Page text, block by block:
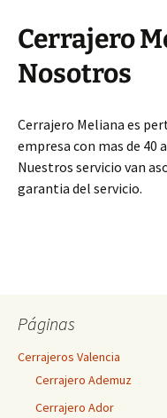
Cerrajero
Nosotros
Cerrajero Meliana es
empresa con mas de 40
Nuestros servicio van
garantia del servicio.
Páginas
Cerrajeros Valencia
Cerrajero Ademuz
Cerrajero Ador